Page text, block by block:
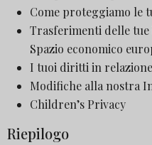
Come proteggiamo le
Trasferimenti delle
Spazio economico
I tuoi diritti in
Modifiche alla nostra
Children’s Privacy
Riepilogo